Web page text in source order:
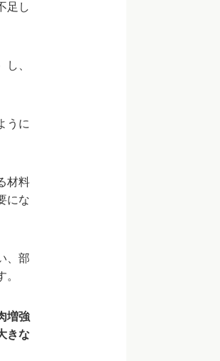
足し
、
うに
材料
にな
、部
増強
きな